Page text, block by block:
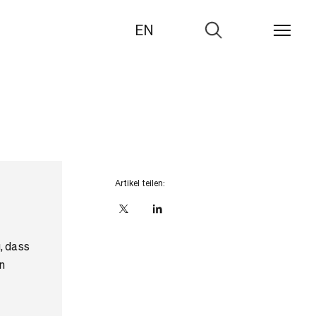
EN
Zur
dass
Artikel teilen:
X linkedIn